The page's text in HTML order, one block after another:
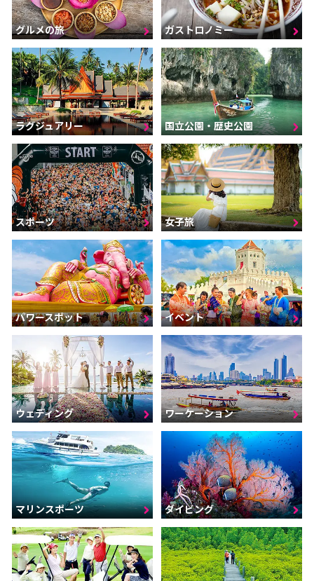
グルメの旅 ガストロノミー
ラグジュアリー 国立公園・歴史公園
スポーツ 女子旅
パワースポット イベント
ウェディング ワーケーション
マリンスポーツ ダイビング